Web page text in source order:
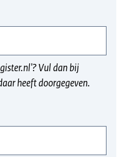
Vul dan bij
heeft doorgegeven.